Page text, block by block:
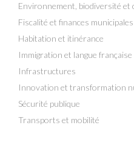
Environnement, biodiversité et
Fiscalité et finances municipales
Habitation et itinérance
Immigration et langue française
Infrastructures
Innovation et transformation
Sécurité publique
Transports et mobilité